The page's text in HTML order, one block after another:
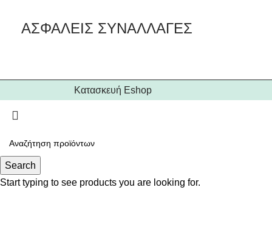
ΑΣΦΑΛΕΙΣ ΣΥΝΑΛΛΑΓΕΣ
Κατασκευή Eshop
Search
Start typing to see products you are looking for.